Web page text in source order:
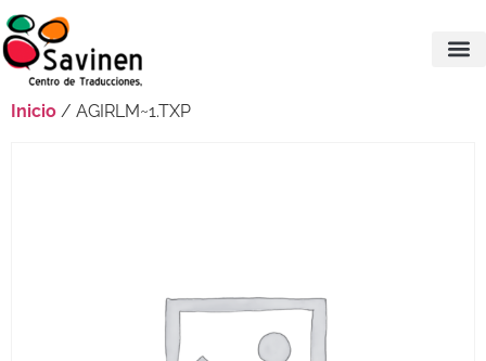
Inicio / AGIRLM~1.TXP